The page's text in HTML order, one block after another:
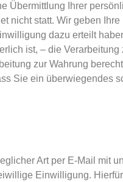
Übermittlung Ihrer
nicht statt. Wir geben
dazu erteilt
ist, – die
zur Wahrung
Sie ein überwiegendes
Art per E-Mail mit
Einwilligung.